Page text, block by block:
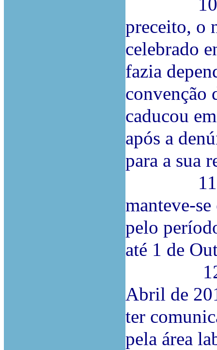
10.ª
preceito, o
celebrado
fazia
convenção
caducou
após a
para a sua
11.ª A
manteve-
pelo
até 1 de
12.ª O
Abril de
ter
pela área